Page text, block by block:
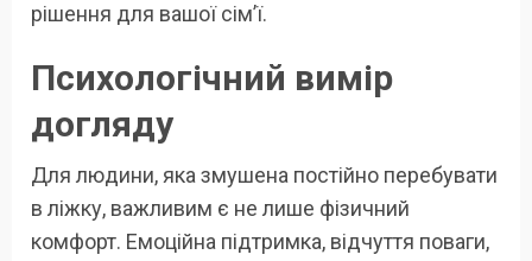
рішення для вашої сім’ї.
Психологічний вимір
догляду
Для людини, яка змушена постійно перебувати
в ліжку, важливим є не лише фізичний
комфорт. Емоційна підтримка, відчуття поваги,